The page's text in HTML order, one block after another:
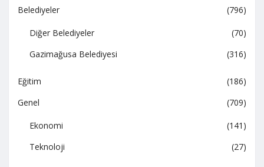
Belediyeler (796)
Diğer Belediyeler
(70)
Gazimağusa Belediyesi
(316)
Eğitim
(186)
Genel
(709)
Ekonomi
(141)
Teknoloji
(27)